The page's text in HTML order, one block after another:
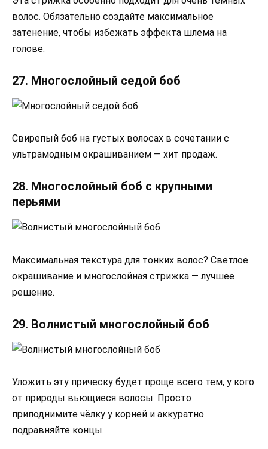
волос. Обязательно создайте максимальное
затенение, чтобы избежать эффекта шлема на
голове.
27. Многослойный седой боб
Свирепый боб на густых волосах в сочетании с
ультрамодным окрашиванием — хит продаж.
28. Многослойный боб с крупными
перьями
Максимальная текстура для тонких волос? Светлое
окрашивание и многослойная стрижка — лучшее
решение.
29. Волнистый многослойный боб
Уложить эту прическу будет проще всего тем, у кого
от природы вьющиеся волосы. Просто
приподнимите чёлку у корней и аккуратно
подравняйте концы.